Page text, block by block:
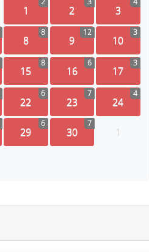
1 2 3
8
8
9
12
10
3
15
8
16
6
17
3
22
6
23
7
24
4
29
6
30
7
1